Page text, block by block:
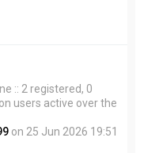
:: 2 registered, 0
users active over the
on 25 Jun 2026 19:51